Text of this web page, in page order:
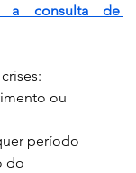
a consulta de
ou
período
do